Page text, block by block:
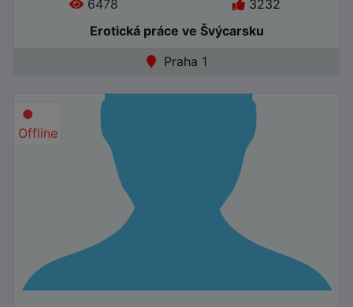
6478
3232
Erotická práce ve Švýcarsku
Praha 1
●
Offline